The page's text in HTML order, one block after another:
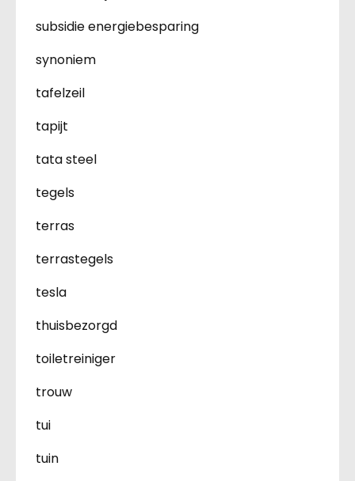
subsidie energiebesparing
synoniem
tafelzeil
tapijt
tata steel
tegels
terras
terrastegels
tesla
thuisbezorgd
toiletreiniger
trouw
tui
tuin